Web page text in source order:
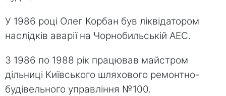
У 1986 році Олег Корбан був ліквідатором
наслідків аварії на Чорнобильській АЕС.
З 1986 по 1988 рік працював майстром
дільниці Київського шляхового ремонтно-
будівельного управління №100.